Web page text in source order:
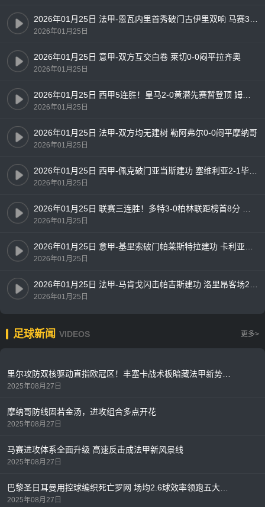
2026年01月25日
2026年01月25日 意甲-双方互交白卷 莱切0-0闷平拉齐奥
2026年01月25日
2026年01月25日
2026年01月25日 法甲-双方均无建树 勒阿弗尔0-0闷平摩纳哥
2026年01月25日
2026年01月25日
2026年01月25日
2026年01月25日
2026年01月25日
足球新闻 VIDEOS 更多>
2025年08月27日
摩纳哥防线固若金汤，进攻组合多点开花
2025年08月27日
马赛进攻体系全面升级 高速反击成法甲新风景线
2025年08月27日
2025年08月27日